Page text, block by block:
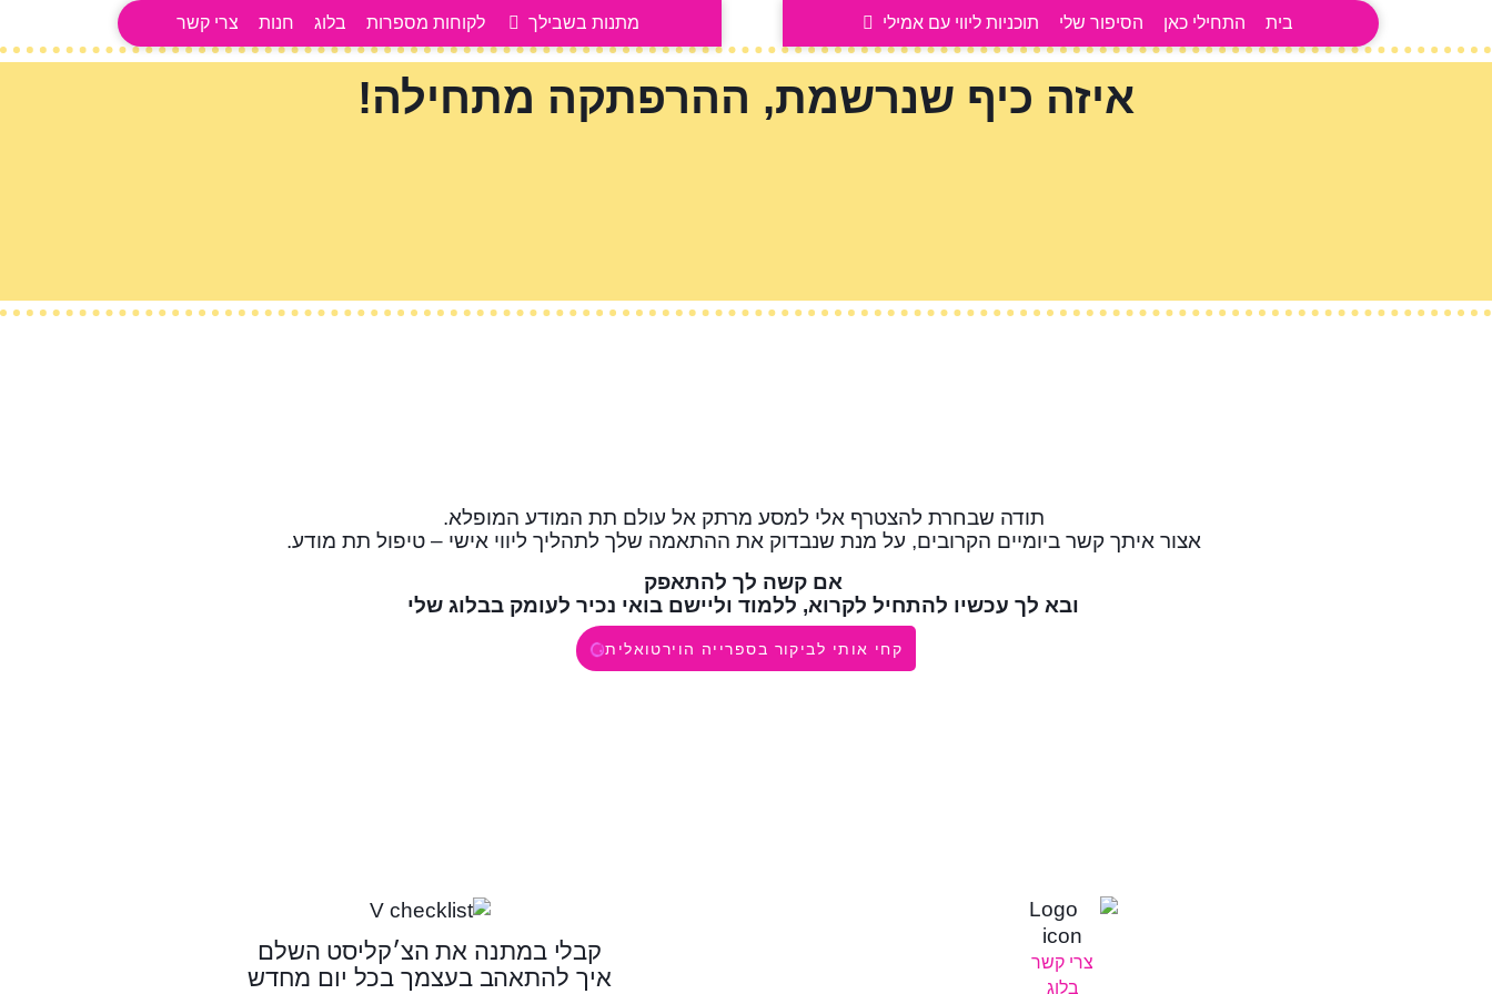
בית התחילי כאן הסיפור שלי תוכניות ליווי עם אמילי מתנות בשבילך לקוחות מספרות בלוג חנות צרי קשר
איזה כיף שנרשמת, ההרפתקה מתחילה!
תודה שבחרת להצטרף אלי למסע מרתק אל עולם תת המודע המופלא.
אצור איתך קשר ביומיים הקרובים, על מנת שנבדוק את ההתאמה שלך לתהליך ליווי אישי – טיפול תת מודע.
אם קשה לך להתאפק
ובא לך עכשיו להתחיל לקרוא, ללמוד וליישם בואי נכיר לעומק בבלוג שלי
קחי אותי לביקור בספרייה הוירטואלית
צרי קשר
בלוג
קבלי במתנה את הצ׳קליסט השלם
איך להתאהב בעצמך בכל יום מחדש